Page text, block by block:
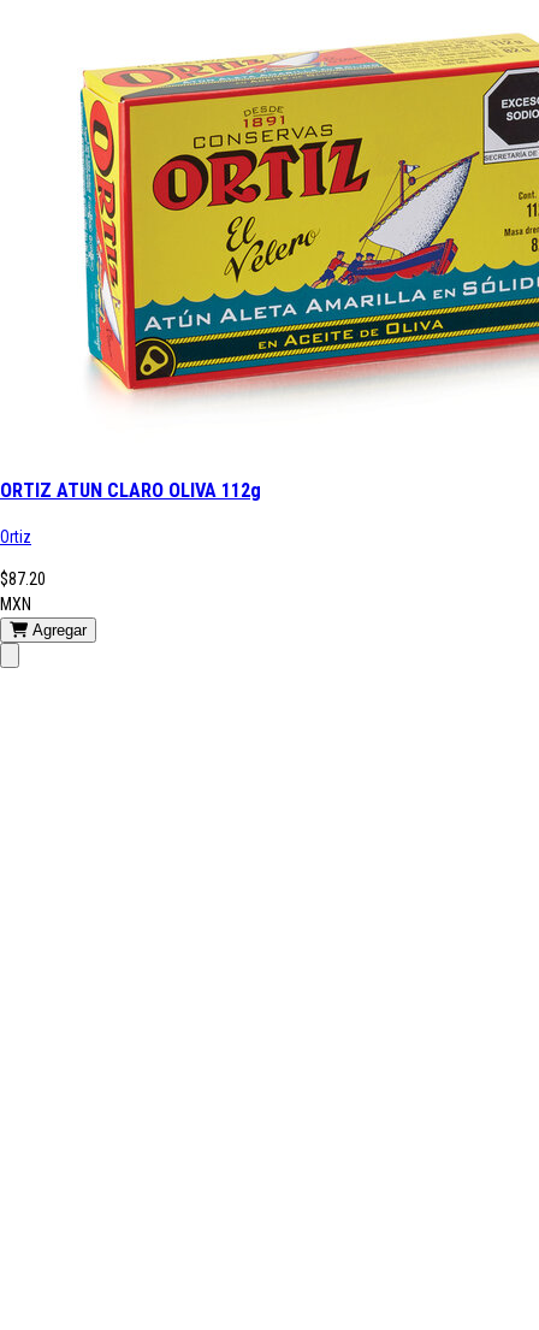
ORTIZ ATUN CLARO OLIVA 112g
Ortiz
$87.20
MXN
Agregar